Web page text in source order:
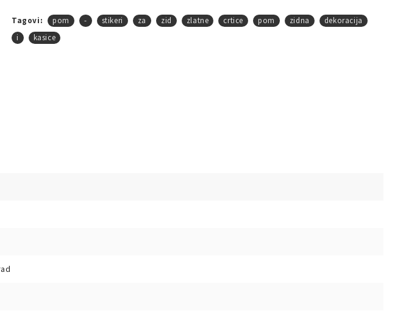
Tagovi: pom - stikeri za zid zlatne crtice pom zidna
dekoracija
i
kasice